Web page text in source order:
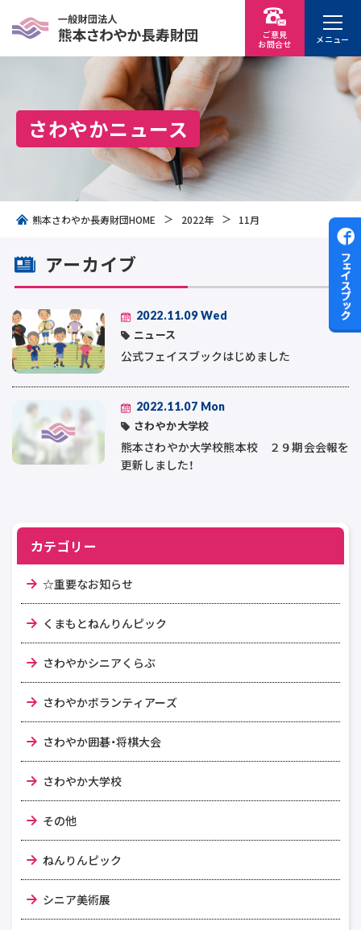
メニュー
ご意見
お問合せ
さわやかニュース
熊本さわやか長寿財団HOME 2022年 11月
アーカイブ
2022.11.09 Wed
ニュース
公式フェイスブックはじめました
2022.11.07 Mon
さわやか大学校
熊本さわやか大学校熊本校 ２９期会会報を
更新しました！
カテゴリー
☆重要なお知らせ
くまもとねんりんピック
さわやかシニアくらぶ
さわやかボランティアーズ
さわやか囲碁・将棋大会
さわやか大学校
その他
ねんりんピック
シニア美術展